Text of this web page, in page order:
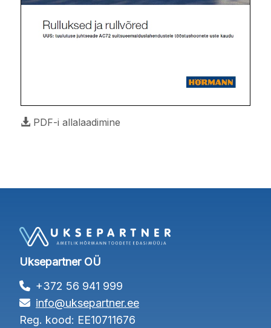
PDF-i allalaadimine
Uksepartner OÜ
+372 56 941 999
info@uksepartner.ee
Reg. kood: EE10711676